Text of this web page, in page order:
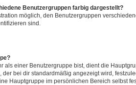
Benutzergruppen farbig dargestellt?
möglich, den Benutzergruppen
sind.
als einer Benutzergruppe bist, dient die
der bei dir standardmäßig angezeigt wird,
Hauptgruppe im persönlichen Bereich selbst